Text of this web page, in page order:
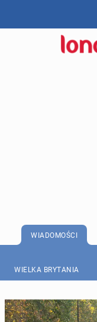
WIADOMOŚCI
WIELKA BRYTANIA